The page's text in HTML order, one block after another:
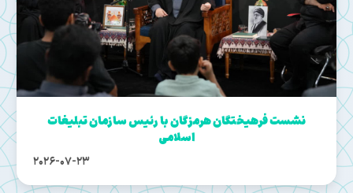
نشست فرهیختگان هرمزگان با رئیس سازمان تبلیغات
اسلامی
2026-07-23